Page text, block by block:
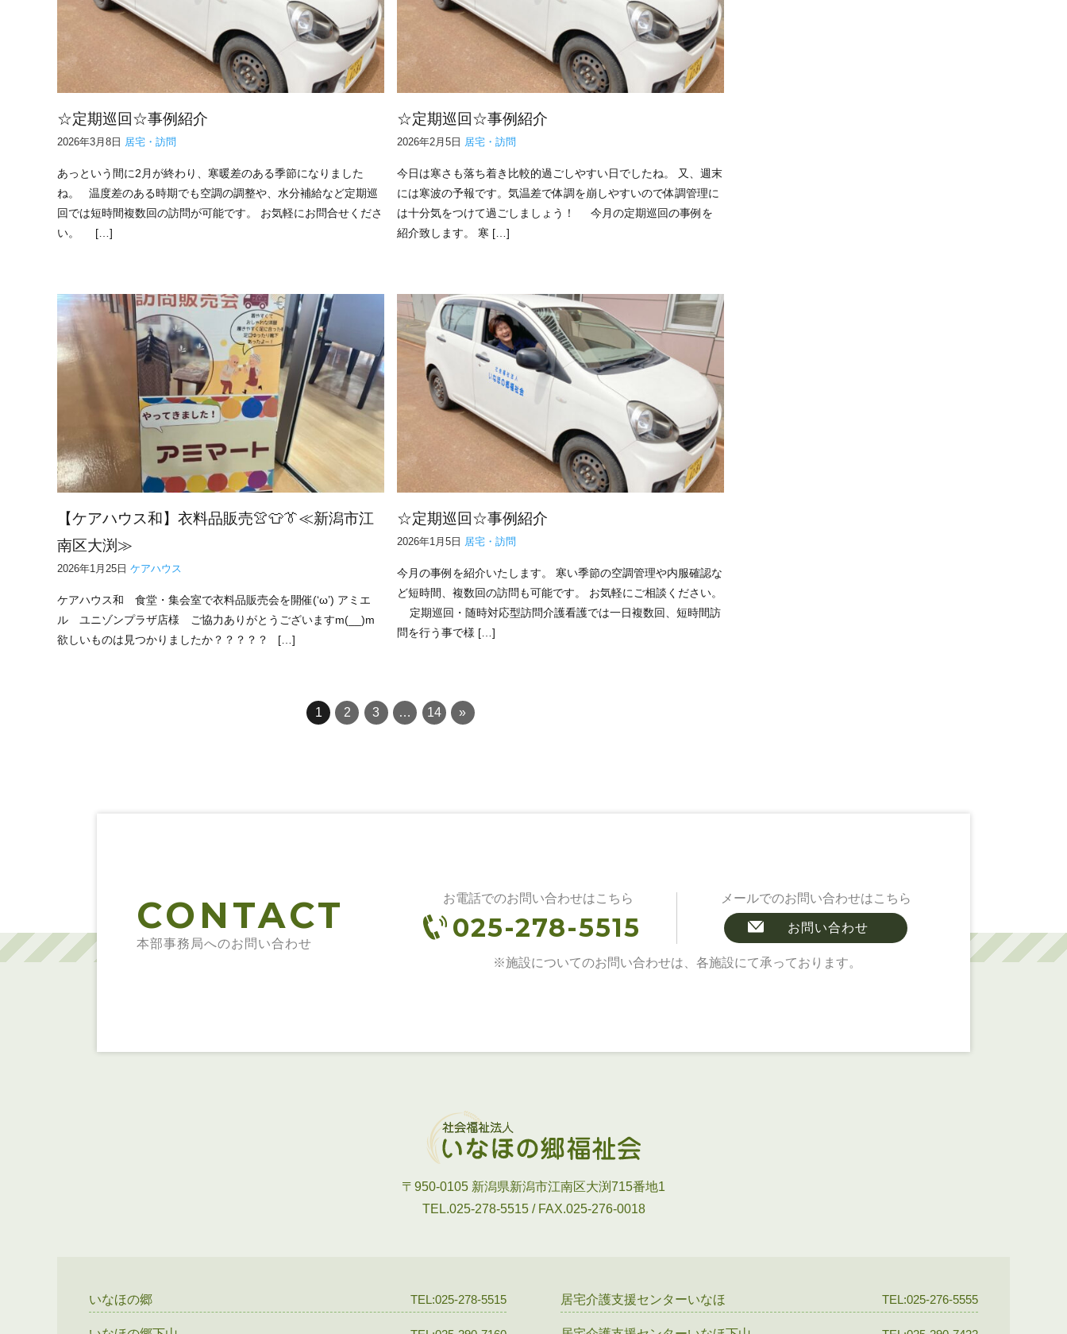
☆定期巡回☆事例紹介
2026年3月8日 居宅・訪問
あっという間に2月が終わり、寒暖差のある季節になりました
ね。 温度差のある時期でも空調の調整や、水分補給など定期巡
回では短時間複数回の訪問が可能です。 お気軽にお問合せくださ
い。 […]
☆定期巡回☆事例紹介
2026年2月5日 居宅・訪問
今日は寒さも落ち着き比較的過ごしやすい日でしたね。 又、週末
には寒波の予報です。気温差で体調を崩しやすいので体調管理に
は十分気をつけて過ごしましょう！ 今月の定期巡回の事例を
紹介致します。 寒 […]
【ケアハウス和】衣料品販売👚👕👔≪新潟市江
南区大渕≫
2026年1月25日 ケアハウス
ケアハウス和 食堂・集会室で衣料品販売会を開催(‘ω’) アミエ
ル ユニゾンプラザ店様 ご協力ありがとうございますm(__)m
欲しいものは見つかりましたか？？？？？ […]
☆定期巡回☆事例紹介
2026年1月5日 居宅・訪問
今月の事例を紹介いたします。 寒い季節の空調管理や内服確認な
ど短時間、複数回の訪問も可能です。 お気軽にご相談ください。
定期巡回・随時対応型訪問介護看護では一日複数回、短時間訪
問を行う事で様 […]
1 2 3 … 14 »
CONTACT
本部事務局へのお問い合わせ
お電話でのお問い合わせはこちら
025-278-5515
メールでのお問い合わせはこちら
お問い合わせ
※施設についてのお問い合わせは、各施設にて承っております。
〒950-0105 新潟県新潟市江南区大渕715番地1
TEL.025-278-5515 / FAX.025-276-0018
いなほの郷 TEL:025-278-5515 居宅介護支援センターいなほ TEL:025-276-5555